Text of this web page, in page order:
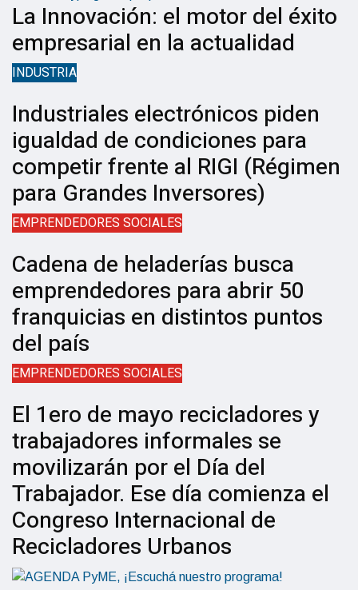
La Innovación: el motor del éxito
empresarial en la actualidad
INDUSTRIA
Industriales electrónicos piden
igualdad de condiciones para
competir frente al RIGI (Régimen
para Grandes Inversores)
EMPRENDEDORES SOCIALES
Cadena de heladerías busca
emprendedores para abrir 50
franquicias en distintos puntos
del país
EMPRENDEDORES SOCIALES
El 1ero de mayo recicladores y
trabajadores informales se
movilizarán por el Día del
Trabajador. Ese día comienza el
Congreso Internacional de
Recicladores Urbanos